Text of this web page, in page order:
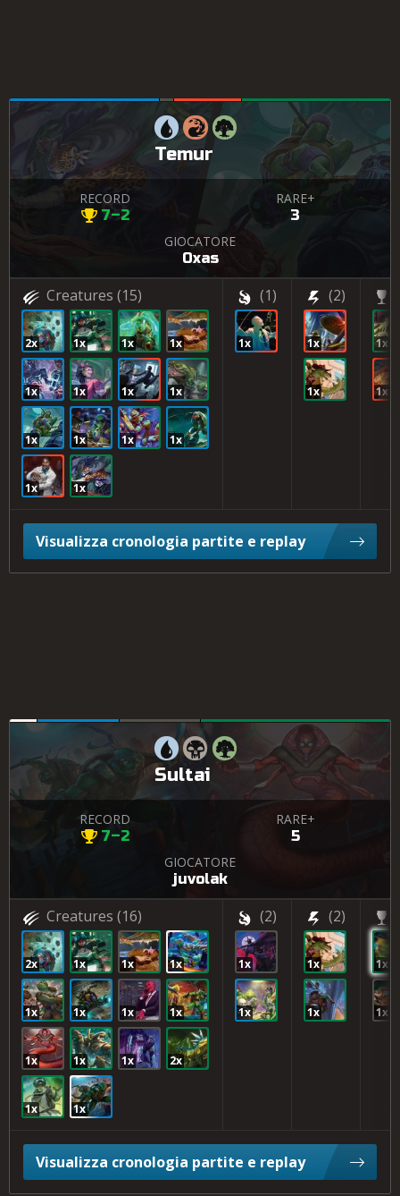
Temur
RECORD
7–2
RARE+
3
GIOCATORE
Oxas
Creatures (15)
2x 1x 1x 1x
1x 1x 1x 1x
1x 1x 1x 1x
1x 1x
(1)
1x
(2)
1x
1x
1x
1x
Visualizza cronologia partite e replay
Sultai
RECORD
7–2
RARE+
5
GIOCATORE
juvolak
Creatures (16)
2x 1x 1x 1x
1x 1x 1x 1x
1x 1x 1x 2x
1x 1x
(2)
1x
1x
(2)
1x
1x
1x
1x
Visualizza cronologia partite e replay